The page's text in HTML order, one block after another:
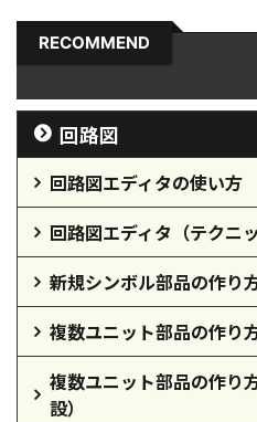
RECOMMEND
回路図
回路図エディタの使い方
回路図エディタ（テクニッ
新規シンボル部品の作り
複数ユニット部品の作り
複数ユニット部品の作り
設）